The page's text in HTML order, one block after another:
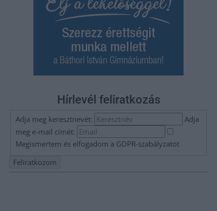
Hírlevél feliratkozás
Adja meg keresztnevét:
Adja
meg e-mail címét:
Megismertem és elfogadom a GDPR-szabályzatot